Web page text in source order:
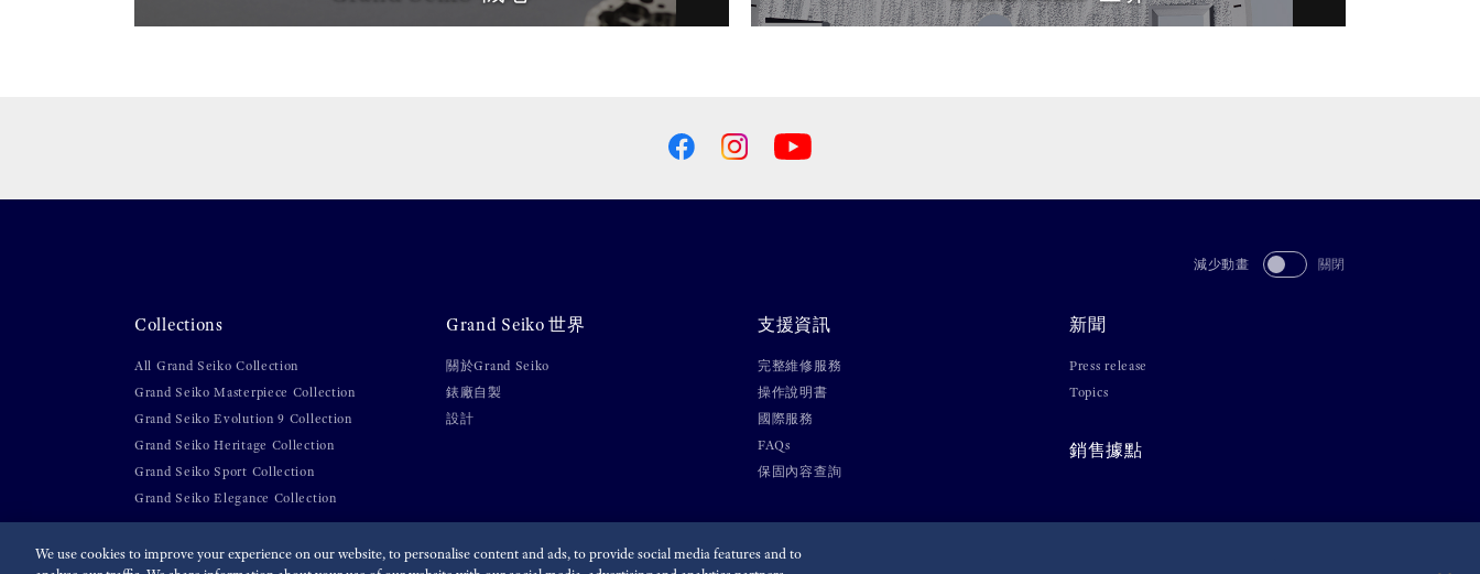
減少動畫 關閉
Collections
All Grand Seiko Collection
Grand Seiko Masterpiece Collection
Grand Seiko Evolution 9 Collection
Grand Seiko Heritage Collection
Grand Seiko Sport Collection
Grand Seiko Elegance Collection
Grand Seiko 世界
關於Grand Seiko
錶廠自製
設計
支援資訊
完整維修服務
操作說明書
國際服務
FAQs
保固內容查詢
新聞
Press release
Topics
銷售據點
We use cookies to improve your experience on our website, to personalise content and ads, to provide social media features and to